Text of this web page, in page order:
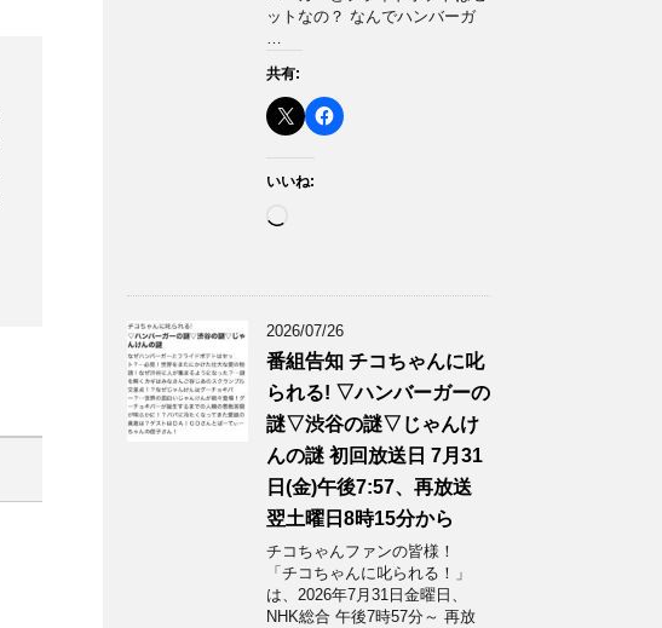
ットなの？ なんでハンバーガ
…
共有:
いいね:
み
2026/07/26
番組告知 チコちゃんに叱
られる! ▽ハンバーガーの
謎▽渋谷の謎▽じゃんけ
んの謎 初回放送日 7月31
日(金)午後7:57、再放送
翌土曜日8時15分から
チコちゃんファンの皆様！
「チコちゃんに叱られる！」​
は、2026年7月31日金曜日、
NHK総合 午後7時57分～ 再放